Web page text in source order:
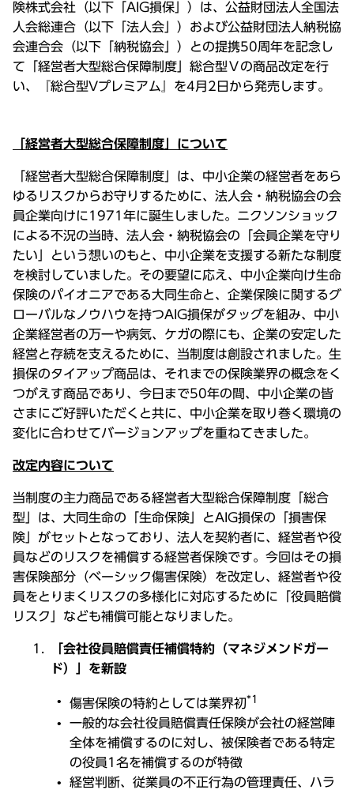
険株式会社（以下「AIG損保」）は、公益財団法人全国法
人会総連合（以下「法人会」）および公益財団法人納税協
会連合会（以下「納税協会」）との提携50周年を記念し
て「経営者大型総合保障制度」総合型Ｖの商品改定を行
い、『総合型Vプレミアム』を4月2日から発売します。
「経営者大型総合保障制度」について
「経営者大型総合保障制度」は、中小企業の経営者をあら
ゆるリスクからお守りするために、法人会・納税協会の会
員企業向けに1971年に誕生しました。ニクソンショック
による不況の当時、法人会・納税協会の「会員企業を守り
たい」という想いのもと、中小企業を支援する新たな制度
を検討していました。その要望に応え、中小企業向け生命
保険のパイオニアである大同生命と、企業保険に関するグ
ローバルなノウハウを持つAIG損保がタッグを組み、中小
企業経営者の万一や病気、ケガの際にも、企業の安定した
経営と存続を支えるために、当制度は創設されました。生
損保のタイアップ商品は、それまでの保険業界の概念をく
つがえす商品であり、今日まで50年の間、中小企業の皆
さまにご好評いただくと共に、中小企業を取り巻く環境の
変化に合わせてバージョンアップを重ねてきました。
改定内容について
当制度の主力商品である経営者大型総合保障制度「総合
型」は、大同生命の「生命保険」とAIG損保の「損害保
険」がセットとなっており、法人を契約者に、経営者や役
員などのリスクを補償する経営者保険です。今回はその損
害保険部分（ベーシック傷害保険）を改定し、経営者や役
員をとりまくリスクの多様化に対応するために「役員賠償
リスク」なども補償可能となりました。
「会社役員賠償責任補償特約（マネジメンドガー
ド）」を新設
傷害保険の特約としては業界初*1
一般的な会社役員賠償責任保険が会社の経営陣
全体を補償するのに対し、被保険者である特定
の役員1名を補償するのが特徴
経営判断、従業員の不正行為の管理責任、ハラ